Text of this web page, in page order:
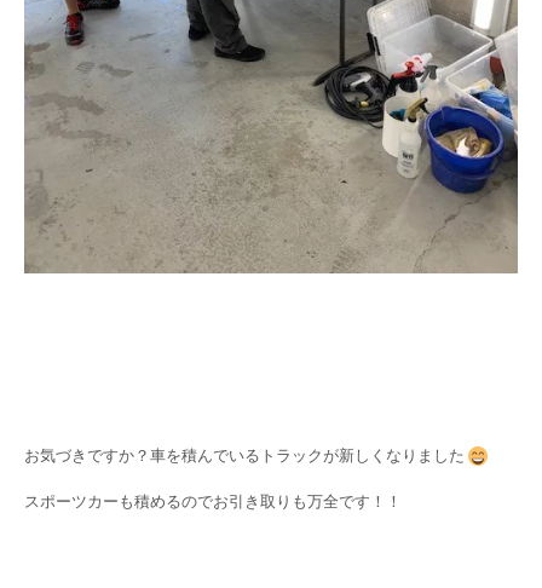
お気づきですか？車を積んでいるトラックが新しくなりました
スポーツカーも積めるのでお引き取りも万全です！！